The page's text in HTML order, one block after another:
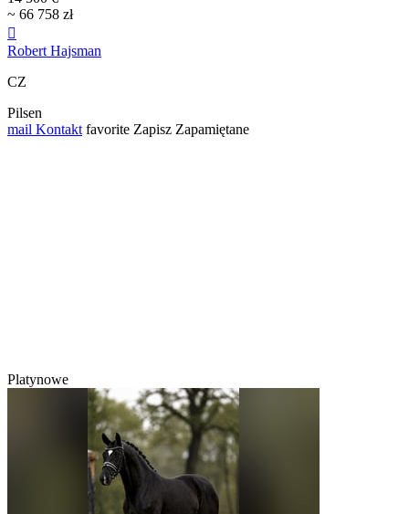
~ 66 758 zł

Robert Hajsman
CZ
Pilsen
mail Kontakt favorite Zapisz Zapamiętane
Platynowe